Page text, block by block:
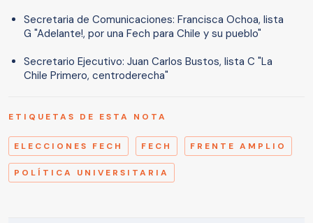
Secretaria de Comunicaciones: Francisca Ochoa, lista
G "Adelante!, por una Fech para Chile y su pueblo"
Secretario Ejecutivo: Juan Carlos Bustos, lista C "La
Chile Primero, centroderecha"
ETIQUETAS DE ESTA NOTA
ELECCIONES FECH FECH FRENTE AMPLIO
POLÍTICA UNIVERSITARIA